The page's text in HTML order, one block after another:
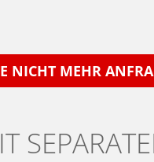
NICHT MEHR